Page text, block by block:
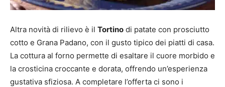
Altra novità di rilievo è il Tortino di patate con prosciutto
cotto e Grana Padano, con il gusto tipico dei piatti di casa.
La cottura al forno permette di esaltare il cuore morbido e
la crosticina croccante e dorata, offrendo un’esperienza
gustativa sfiziosa. A completare l’offerta ci sono i